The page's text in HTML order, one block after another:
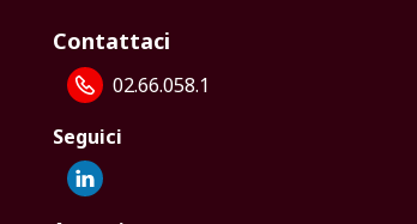
Contattaci
02.66.058.1
Seguici